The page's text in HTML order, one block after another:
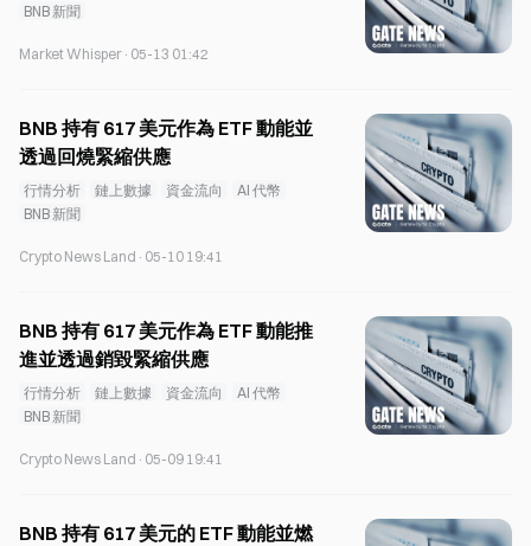
BNB 新聞
Market Whisper · 05-13 01:42
BNB 持有 617 美元作為 ETF 動能並
透過回燒緊縮供應
行情分析 鏈上數據 資金流向
AI 代幣
BNB 新聞
Crypto News Land · 05-10 19:41
BNB 持有 617 美元作為 ETF 動能推
進並透過銷毀緊縮供應
行情分析 鏈上數據 資金流向
AI 代幣
BNB 新聞
Crypto News Land · 05-09 19:41
BNB 持有 617 美元的 ETF 動能並燃